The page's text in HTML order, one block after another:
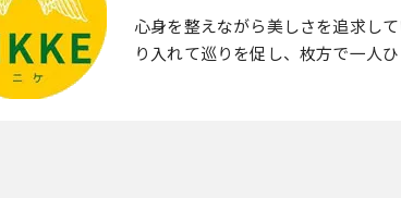
心身を整えながら美しさを追求し
り入れて巡りを促し、枚方で一人